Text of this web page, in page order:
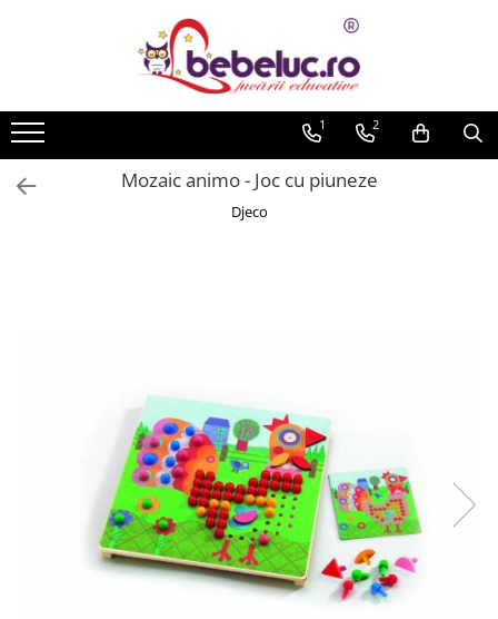
Toate Produsele
Jucarii pe varste
Jucarii educative
Set constructie copii
Jucarii Creativitate
Lucru manual copii
Seturi de desen
Seturi de pictura pentru copii
Tatuaje Copii
Nisip kinetic
1 2
Mozaic animo - Joc cu piuneze
Djeco